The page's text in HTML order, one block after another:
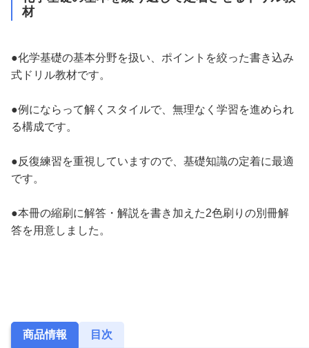
材
●化学基礎の基本分野を扱い、ポイントを絞った書き込み
式ドリル教材です。
●例にならって解くスタイルで、無理なく学習を進められ
る構成です。
●反復練習を重視していますので、基礎知識の定着に最適
です。
●本冊の縮刷に解答・解説を書き加えた2色刷りの別冊解
答を用意しました。
商品情報 目次